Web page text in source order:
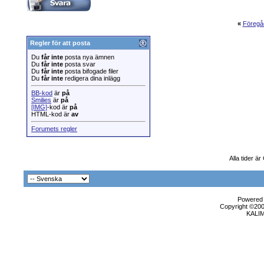
«
Regler för att posta
Du får inte posta nya ämnen
Du får inte posta svar
Du får inte posta bifogade filer
Du får inte redigera dina inlägg
BB-kod är på
Smilies är på
[IMG]-kod är på
HTML-kod är av
Forumets regler
Alla tider är
Copyright